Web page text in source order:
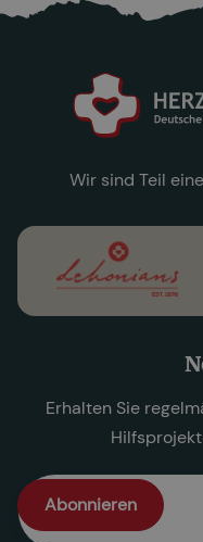
Wir sind Teil
Erhalten Sie